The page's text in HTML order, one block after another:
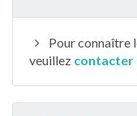
Pour connaître
veuillez contacter